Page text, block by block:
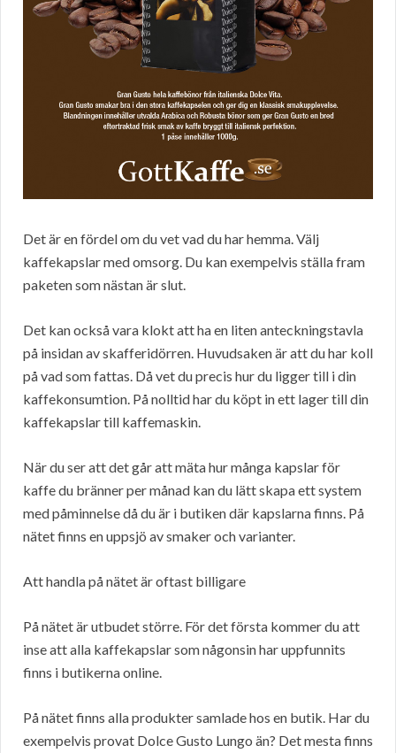
Det är en fördel om du vet vad du har hemma. Välj
kaffekapslar med omsorg. Du kan exempelvis ställa fram
paketen som nästan är slut.
Det kan också vara klokt att ha en liten anteckningstavla
på insidan av skafferidörren. Huvudsaken är att du har koll
på vad som fattas. Då vet du precis hur du ligger till i din
kaffekonsumtion. På nolltid har du köpt in ett lager till din
kaffekapslar till kaffemaskin.
När du ser att det går att mäta hur många kapslar för
kaffe du bränner per månad kan du lätt skapa ett system
med påminnelse då du är i butiken där kapslarna finns. På
nätet finns en uppsjö av smaker och varianter.
Att handla på nätet är oftast billigare
På nätet är utbudet större. För det första kommer du att
inse att alla kaffekapslar som någonsin har uppfunnits
finns i butikerna online.
På nätet finns alla produkter samlade hos en butik. Har du
exempelvis provat Dolce Gusto Lungo än? Det mesta finns